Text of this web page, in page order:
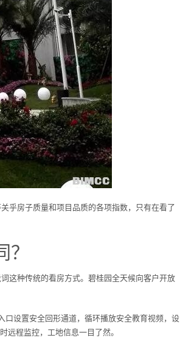
乎房子质量和项目品质的各项指数，只有在看了
这种传统的看房方式。碧桂园全天候向客户开放
设置安全回形通道，循环播放安全教育视频，设
远程监控，工地信息一目了然。